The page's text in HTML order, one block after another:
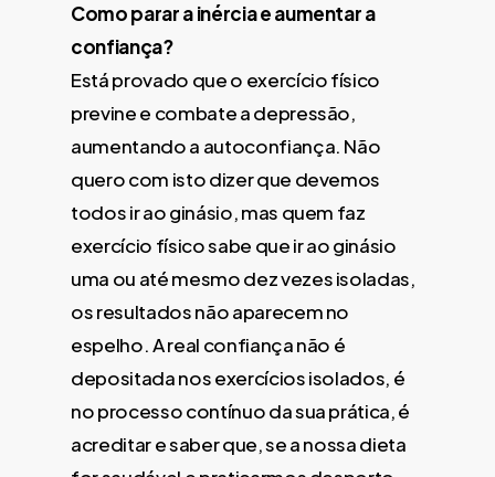
Como parar a inércia e aumentar a
confiança?
Está provado que o exercício físico
previne e combate a depressão,
aumentando a autoconfiança. Não
quero com isto dizer que devemos
todos ir ao ginásio, mas quem faz
exercício físico sabe que ir ao ginásio
uma ou até mesmo dez vezes isoladas,
os resultados não aparecem no
espelho. A real confiança não é
depositada nos exercícios isolados, é
no processo contínuo da sua prática, é
acreditar e saber que, se a nossa dieta